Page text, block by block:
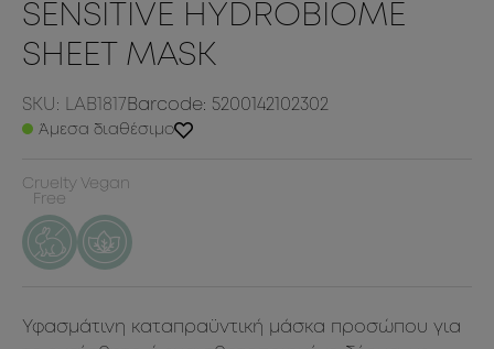
SENSITIVE HYDROBIOME
SHEET MASK
SKU: LAB1817 Barcode: 5200142102302
Άμεσα διαθέσιμο
Cruelty
Free
Vegan
Υφασμάτινη καταπραϋντική μάσκα προσώπου για